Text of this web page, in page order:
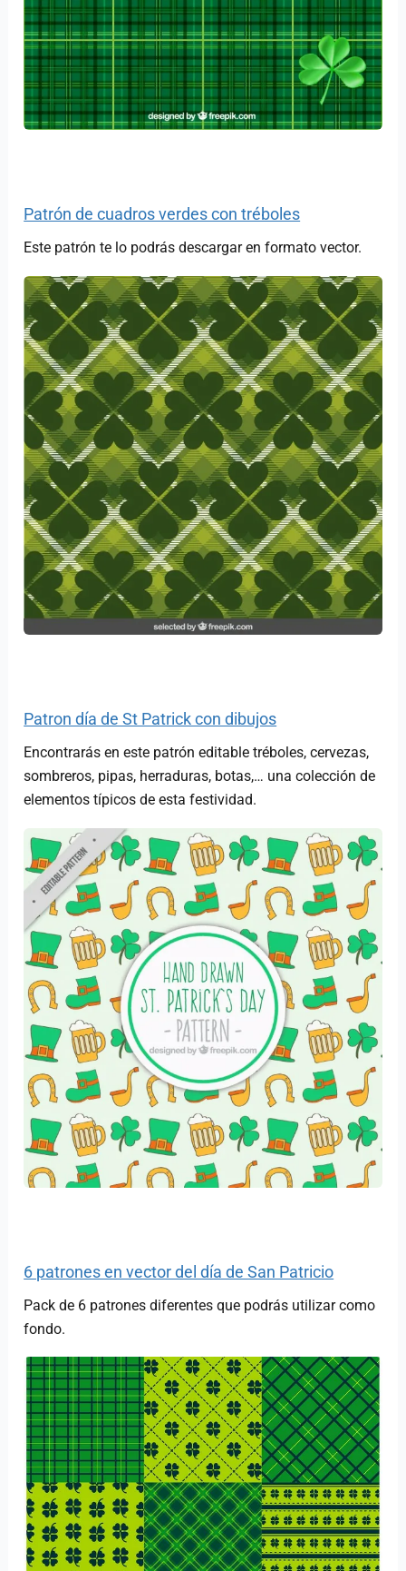
Patrón de cuadros verdes con tréboles
Este patrón te lo podrás descargar en formato vector.
Patron día de St Patrick con dibujos
Encontrarás en este patrón editable tréboles, cervezas,
sombreros, pipas, herraduras, botas,… una colección de
elementos típicos de esta festividad.
6 patrones en vector del día de San Patricio
Pack de 6 patrones diferentes que podrás utilizar como
fondo.